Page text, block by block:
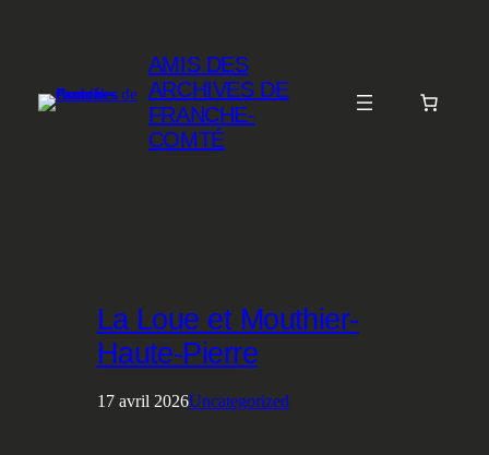
AMIS DES
ARCHIVES DE
FRANCHE-
COMTÉ
La Loue et Mouthier-
Haute-Pierre
17 avril 2026Uncategorized